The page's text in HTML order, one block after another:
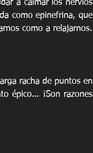
a calmar los nervios
como epinefrina, que
como a relajarnos.
racha de puntos en
épico... ¡Son razones